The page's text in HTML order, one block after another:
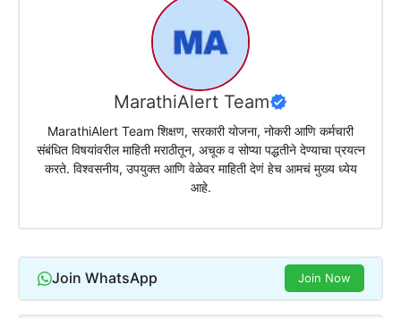
MarathiAlert Team
MarathiAlert Team शिक्षण, सरकारी योजना, नोकरी आणि कर्मचारी
संबंधित विषयांवरील माहिती मराठीतून, अचूक व सोप्या पद्धतीने देण्याचा प्रयत्न
करते. विश्वसनीय, उपयुक्त आणि वेळेवर माहिती देणं हेच आमचं मुख्य ध्येय
आहे.
Join WhatsApp Join Now